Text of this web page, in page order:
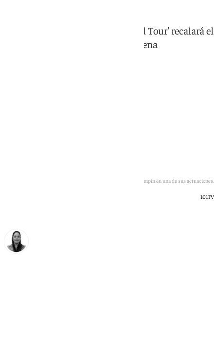
La gira 'Millones de Gracias World Tour' recalará el
18 de diciembre en el Martín Carpena
Luli Pampín en una de sus actuaciones.
101TV